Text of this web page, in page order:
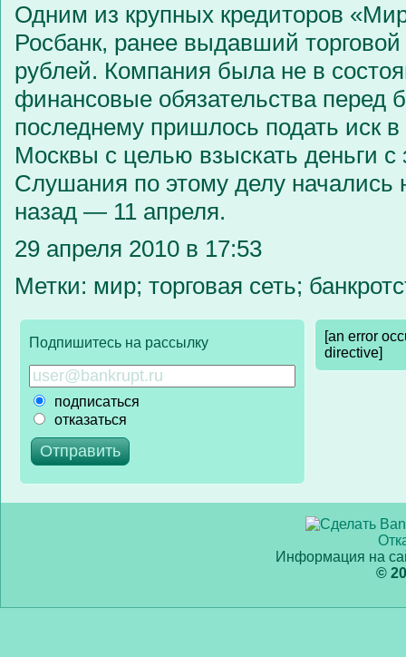
Одним из крупных кредиторов
Росбанк, ранее выдавший
рублей. Компания была не в
финансовые обязательства перед
последнему пришлось подать иск
Москвы с целью взыскать деньги
Слушания по этому делу начались
назад — 11 апреля.
29 апреля 2010 в 17:53
Метки: мир; торговая сеть;
Подпишитесь на рассылку
подписаться
отказаться
[an error
directive]
Информация на
©